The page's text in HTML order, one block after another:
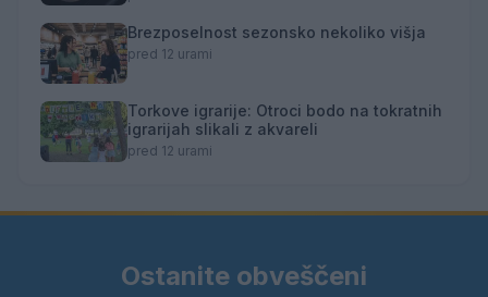
Brezposelnost sezonsko nekoliko višja
pred 12 urami
Torkove igrarije: Otroci bodo na tokratnih
igrarijah slikali z akvareli
pred 12 urami
Ostanite obveščeni